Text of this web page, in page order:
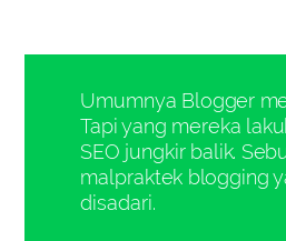
Umumnya Blogger
Tapi yang mereka
SEO jungkir balik.
malpraktek blogging
disadari.